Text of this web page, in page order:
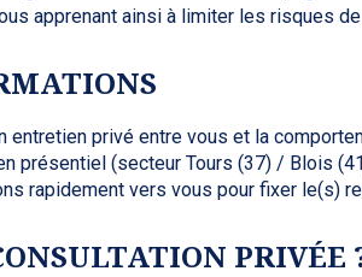
apprenant ainsi à limiter les risques
entretien privé entre vous et la
présentiel (secteur Tours (37) / Blois
rapidement vers vous pour fixer le(s)
PRIVÉE